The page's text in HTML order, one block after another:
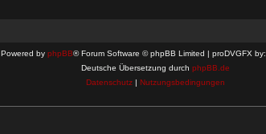
Powered by phpBB® Forum Software © phpBB Limited | proDVGFX by:
Deutsche Übersetzung durch phpBB.de
Datenschutz| Nutzungsbedingungen